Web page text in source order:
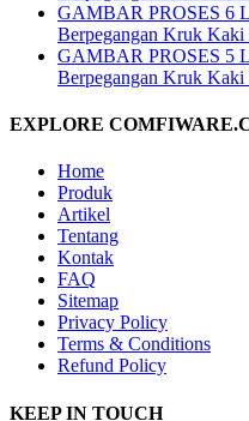
GAMBAR PROSES 6
Berpegangan Kruk
GAMBAR PROSES 5
Berpegangan Kruk
EXPLORE
Home
Produk
Artikel
Tentang
Kontak
FAQ
Sitemap
Privacy Policy
Terms & Conditions
Refund Policy
KEEP IN TOUCH